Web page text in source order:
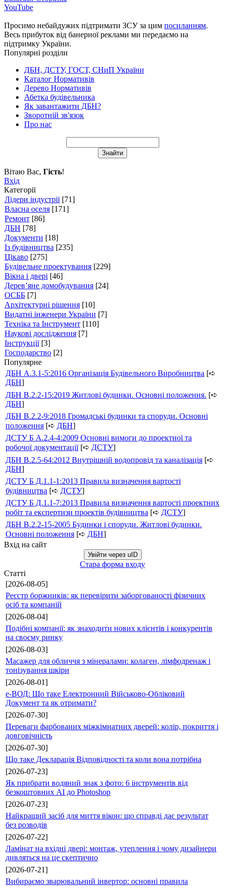
YouTube
Просимо небайдужих підтримати ЗСУ за цим посиланням.
Весь прибуток від банерної реклами ми передаємо на
підтримку України.
Популярні розділи
ДБН, ДСТУ, ГОСТ, СНиП України
Каталог Нормативів
Дерево Нормативів
Абетка будівельника
Як завантажити ДБН?
Зворотній зв'язок
Про нас
Вітаю Вас, Гість!
Вхід
Категорії
Лідери індустрії [71]
Власна оселя [171]
Ремонт [86]
ДБН [78]
Документи [18]
Із будівництва [235]
Цікаво [275]
Будівельне проектування [229]
Вікна і двері [46]
Дерев’яне домобудування [24]
ОСББ [7]
Архітектурні рішення [10]
Видатні інженери України [7]
Техніка та Інструмент [110]
Наукові дослідження [7]
Інструкції [3]
Господарство [2]
Популярне
ДБН А.3.1-5:2016 Організація Будівельного Виробництва [➪
ДБН]
ДБН В.2.2-15:2019 Житлові будинки. Основні положення. [➪
ДБН]
ДБН В.2.2-9:2018 Громадські будинки та споруди. Основні
положення [➪ ДБН]
ДСТУ Б А.2.4-4:2009 Основні вимоги до проектної та
робочої документації[➪ ДСТУ]
ДБН В.2.5-64:2012 Внутрішній водопровід та каналізація [➪
ДБН]
ДСТУ Б Д.1.1-1:2013 Правила визначення вартості
будівництва [➪ ДСТУ]
ДСТУ Б Д.1.1-7:2013 Правила визначення вартості проектних
робіт та експертизи проектів будівництва [➪ ДСТУ]
ДБН В.2.2-15-2005 Будинки і споруди. Житлові будинки.
Основні положення [➪ ДБН]
Вхід на сайт
Увійти через uID
Стара форма входу
Статті
[2026-08-05]
Реєстр боржників: як перевірити заборгованості фізичних
осіб та компаній
[2026-08-04]
Подібні компанії: як знаходити нових клієнтів і конкурентів
на своєму ринку
[2026-08-03]
Масажер для обличчя з мінералами: колаген, лімфодренаж і
тонізування шкіри
[2026-08-01]
е-ВОД: Що таке Електронний Військово-Обліковий
Документ та як отримати?
[2026-07-30]
Переваги фарбованих міжкімнатних дверей: колір, покриття і
довговічність
[2026-07-30]
Що таке Декларація Відповідності та коли вона потрібна
[2026-07-23]
Як прибрати водяний знак з фото: 6 інструментів від
безкоштовних AI до Photoshop
[2026-07-23]
Найкращий засіб для миття вікон: що справді дає результат
без розводів
[2026-07-22]
Ламінат на вхідні двері: монтаж, утеплення і чому дизайнери
дивляться на це скептично
[2026-07-21]
Вибираємо зварювальний інвертор: основні правила